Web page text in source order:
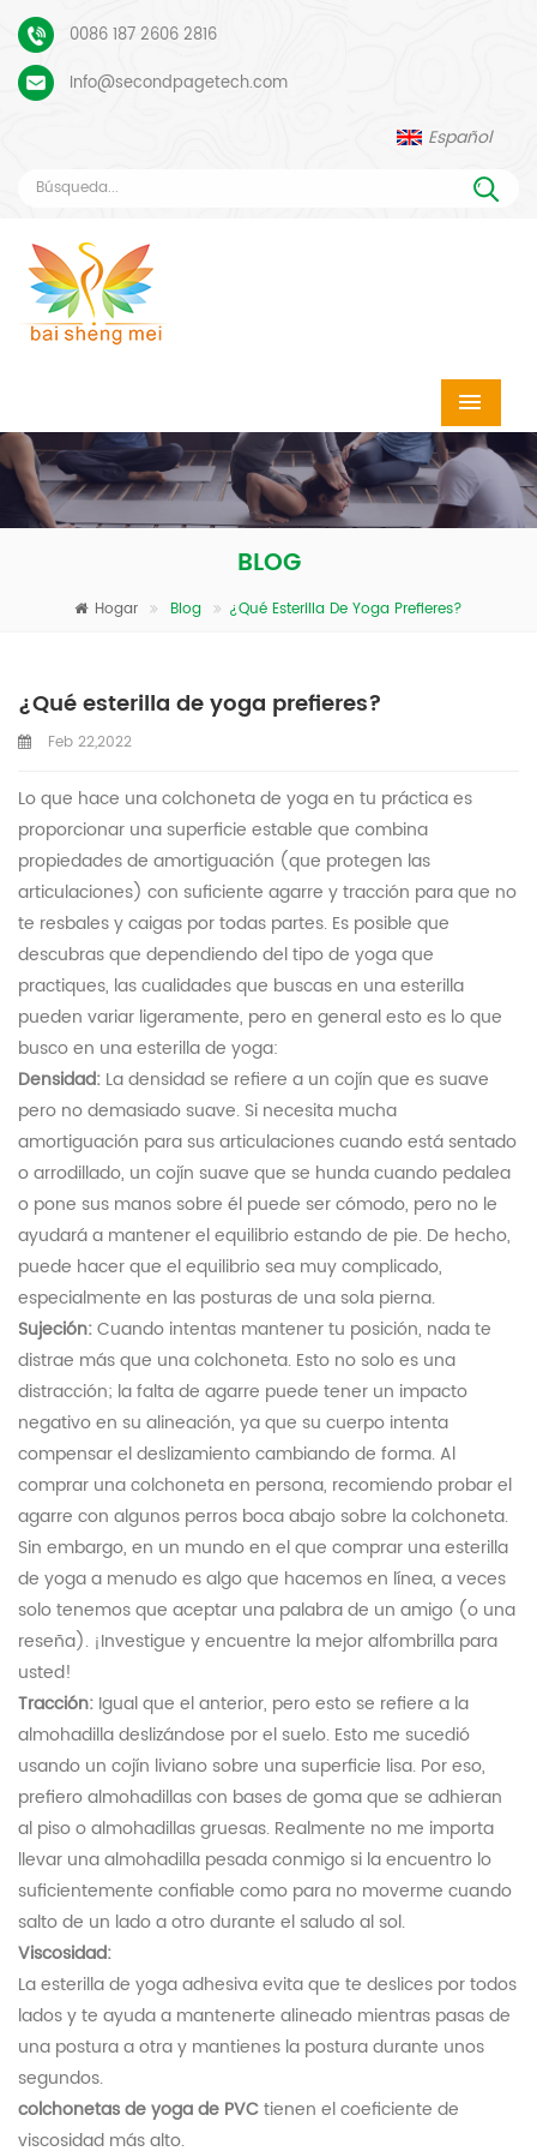
0086 187 2606 2816
Info@secondpagetech.com
Español
BLOG
Hogar Blog ¿Qué Esterilla De Yoga Prefieres?
¿Qué esterilla de yoga prefieres?
Feb 22,2022
Lo que hace una colchoneta de yoga en tu práctica es
proporcionar una superficie estable que combina
propiedades de amortiguación (que protegen las
articulaciones) con suficiente agarre y tracción para que no
te resbales y caigas por todas partes. Es posible que
descubras que dependiendo del tipo de yoga que
practiques, las cualidades que buscas en una esterilla
pueden variar ligeramente, pero en general esto es lo que
busco en una esterilla de yoga:
Densidad: La densidad se refiere a un cojín que es suave
pero no demasiado suave. Si necesita mucha
amortiguación para sus articulaciones cuando está sentado
o arrodillado, un cojín suave que se hunda cuando pedalea
o pone sus manos sobre él puede ser cómodo, pero no le
ayudará a mantener el equilibrio estando de pie. De hecho,
puede hacer que el equilibrio sea muy complicado,
especialmente en las posturas de una sola pierna.
Sujeción:Cuando intentas mantener tu posición, nada te
distrae más que una colchoneta. Esto no solo es una
distracción; la falta de agarre puede tener un impacto
negativo en su alineación, ya que su cuerpo intenta
compensar el deslizamiento cambiando de forma. Al
comprar una colchoneta en persona, recomiendo probar el
agarre con algunos perros boca abajo sobre la colchoneta.
Sin embargo, en un mundo en el que comprar una esterilla
de yoga a menudo es algo que hacemos en línea, a veces
solo tenemos que aceptar una palabra de un amigo (o una
reseña). ¡Investigue y encuentre la mejor alfombrilla para
usted!
Tracción: Igual que el anterior, pero esto se refiere a la
almohadilla deslizándose por el suelo. Esto me sucedió
usando un cojín liviano sobre una superficie lisa. Por eso,
prefiero almohadillas con bases de goma que se adhieran
al piso o almohadillas gruesas. Realmente no me importa
llevar una almohadilla pesada conmigo si la encuentro lo
suficientemente confiable como para no moverme cuando
salto de un lado a otro durante el saludo al sol.
Viscosidad:
La esterilla de yoga adhesiva evita que te deslices por todos
lados y te ayuda a mantenerte alineado mientras pasas de
una postura a otra y mantienes la postura durante unos
segundos.
colchonetas de yoga de PVCtienen el coeficiente de
viscosidad más alto.